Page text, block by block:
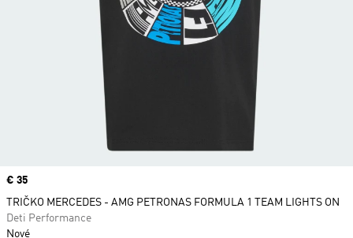
Price
€ 35
TRIČKO MERCEDES - AMG PETRONAS FORMULA 1 TEAM LIGHTS ON
Deti Performance
Nové